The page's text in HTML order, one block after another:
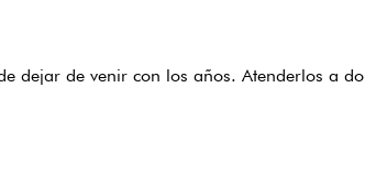
dejar de venir con los años. Atenderlos a